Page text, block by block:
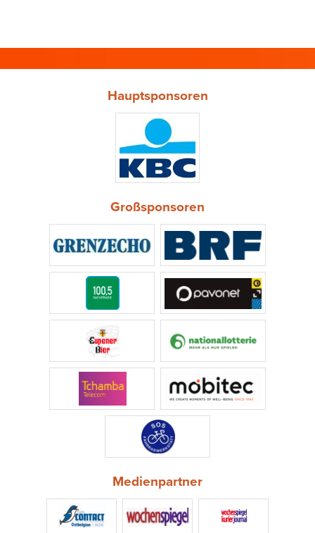
Hauptsponsoren
Großsponsoren
Medienpartner